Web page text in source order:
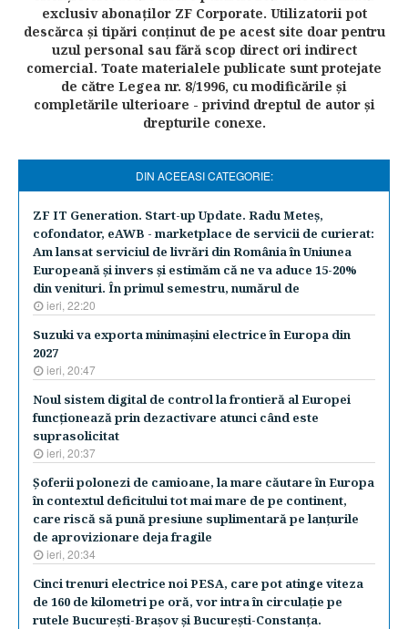
exclusiv abonaţilor ZF Corporate. Utilizatorii pot
descărca şi tipări conţinut de pe acest site doar pentru
uzul personal sau fără scop direct ori indirect
comercial. Toate materialele publicate sunt protejate
de către Legea nr. 8/1996, cu modificările şi
completările ulterioare - privind dreptul de autor şi
drepturile conexe.
DIN ACEEASI CATEGORIE:
ZF IT Generation. Start-up Update. Radu Meteş,
cofondator, eAWB - marketplace de servicii de curierat:
Am lansat serviciul de livrări din România în Uniunea
Europeană şi invers şi estimăm că ne va aduce 15-20%
din venituri. În primul semestru, numărul de
ieri, 22:20
Suzuki va exporta minimaşini electrice în Europa din
2027
ieri, 20:47
Noul sistem digital de control la frontieră al Europei
funcţionează prin dezactivare atunci când este
suprasolicitat
ieri, 20:37
Şoferii polonezi de camioane, la mare căutare în Europa
în contextul deficitului tot mai mare de pe continent,
care riscă să pună presiune suplimentară pe lanţurile
de aprovizionare deja fragile
ieri, 20:34
Cinci trenuri electrice noi PESA, care pot atinge viteza
de 160 de kilometri pe oră, vor intra în circulaţie pe
rutele Bucureşti-Braşov şi Bucureşti-Constanţa.